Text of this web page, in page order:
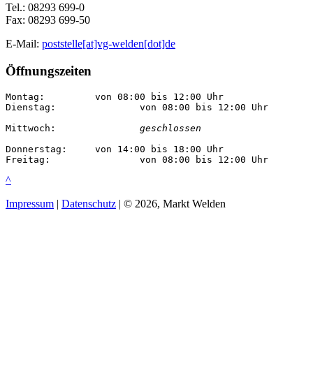
Tel.: 08293 699-0
Fax: 08293 699-50
E-Mail: poststelle[at]vg-welden[dot]de
Öffnungszeiten
Montag:		von 08:00 bis 12:00 Uhr
Dienstag:		von 08:00 bis 12:00 Uhr
geschlossen
Donnerstag:	von 14:00 bis 18:00 Uhr
Freitag:		von 08:00 bis 12:00 Uhr
^
Impressum | Datenschutz | © 2026, Markt Welden